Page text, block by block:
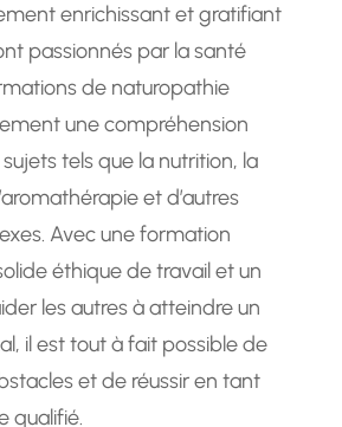
enrichissant et gratifiant
passionnés par la santé
de naturopathie
une compréhension
tels que la nutrition, la
et d’autres
Avec une formation
éthique de travail et un
les autres à atteindre un
il est tout à fait possible de
et de réussir en tant
qualifié.